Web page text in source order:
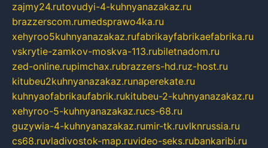
zajmy24.rutovudyi-4-kuhnyanazakaz.ru
brazzerscom.rumedsprawo4ka.ru
xehyroo5kuhnyanazakaz.rufabrikayfabrikaefabrika.ru
vskrytie-zamkov-moskva-113.rubiletnadom.ru
zed-online.rupimchax.rubrazzers-hd.ruz-host.ru
kitubeu2kuhnyanazakaz.runaperekate.ru
kuhnyaofabrikaufabrik.rukitubeu-2-kuhnyanazakaz.ru
xehyroo-5-kuhnyanazakaz.rucs-68.ru
guzywia-4-kuhnyanazakaz.rumir-tk.ruvlknrussia.ru
cs68.ruvladivostok-map.ruvideo-seks.rubankaribi.ru